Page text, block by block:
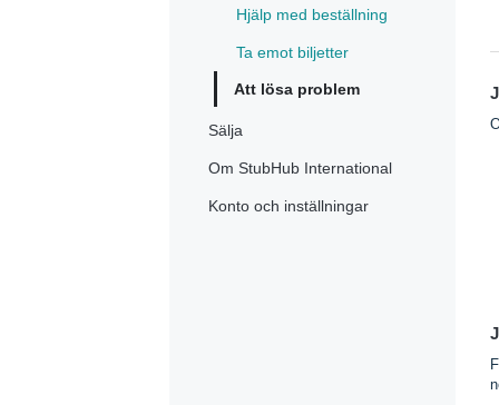
Hjälp med beställning
Ta emot biljetter
Att lösa problem
Sälja
Om StubHub International
Konto och inställningar